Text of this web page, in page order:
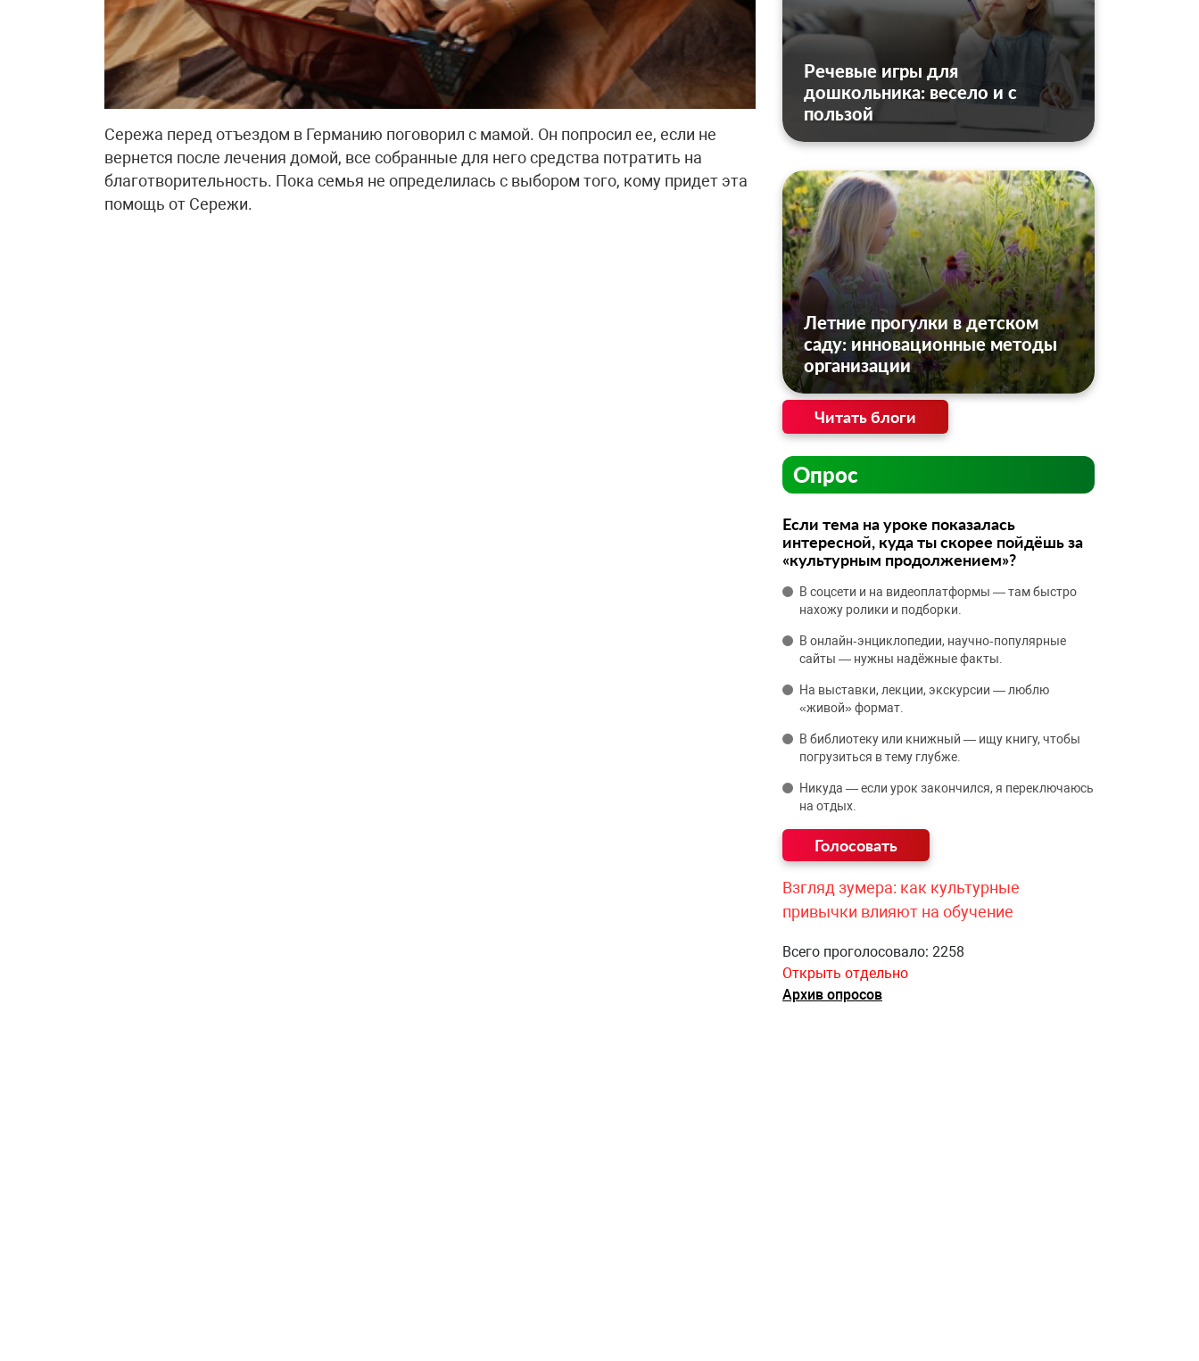
Сережа перед отъездом в Германию поговорил с мамой. Он попросил ее, если не
вернется после лечения домой, все собранные для него средства потратить на
благотворительность. Пока семья не определилась с выбором того, кому придет эта
помощь от Сережи.
Речевые игры для
дошкольника: весело и с
пользой
Летние прогулки в детском
саду: инновационные методы
организации
Читать блоги
Опрос
Если тема на уроке показалась
интересной, куда ты скорее пойдёшь за
«культурным продолжением»?
В соцсети и на видеоплатформы — там быстро
нахожу ролики и подборки.
В онлайн‑энциклопедии, научно‑популярные
сайты — нужны надёжные факты.
На выставки, лекции, экскурсии — люблю
«живой» формат.
В библиотеку или книжный — ищу книгу, чтобы
погрузиться в тему глубже.
Никуда — если урок закончился, я переключаюсь
на отдых.
Взгляд зумера: как культурные
привычки влияют на обучение
Всего проголосовало: 2258
Открыть отдельно
Архив опросов